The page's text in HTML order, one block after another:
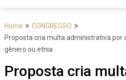
Home
CONGRESSO
Proposta cria multa administrativa por
gênero ou etnia
Proposta cria